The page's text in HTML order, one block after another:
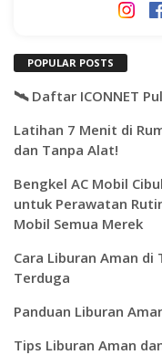
POPULAR POSTS
🛰️ Daftar ICONNET
Latihan 7 Menit di
dan Tanpa Alat!
Bengkel AC Mobil
untuk Perawatan
Mobil Semua Merek
Cara Liburan Aman
Terduga
Panduan Liburan
Tips Liburan Aman